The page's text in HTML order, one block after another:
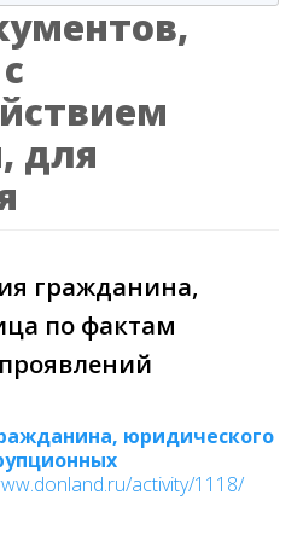
для
гражданина,
по фактам
юридического
activity/1118/